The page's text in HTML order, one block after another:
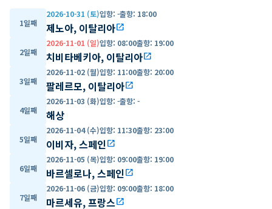
1일째
2026-10-31 (토)입항: -출항: 18:00
제노아, 이탈리아open_in_new
2일째
2026-11-01 (일)입항: 08:00출항: 19:00
치비타베키아, 이탈리아open_in_new
3일째
2026-11-02 (월)입항: 11:00출항: 20:00
팔레르모, 이탈리아open_in_new
4일째
2026-11-03 (화)입항: -출항: -
해상
5일째
2026-11-04 (수)입항: 11:30출항: 23:00
이비자, 스페인open_in_new
6일째
2026-11-05 (목)입항: 09:00출항: 19:00
바르셀로나, 스페인open_in_new
7일째
2026-11-06 (금)입항: 09:00출항: 18:00
마르세유, 프랑스open_in_new